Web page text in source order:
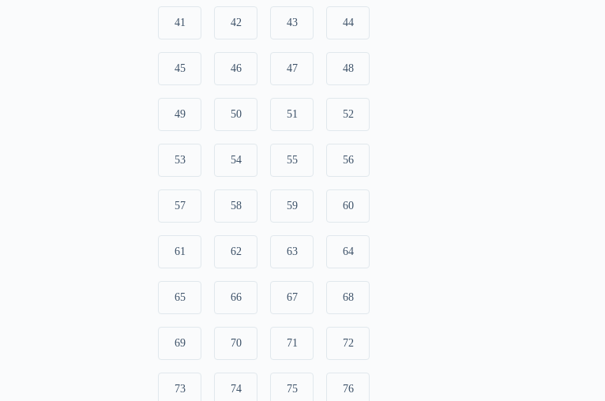
41 42 43 44
45 46 47 48
49 50 51 52
53 54 55 56
57 58 59 60
61 62 63 64
65 66 67 68
69 70 71 72
73 74 75 76